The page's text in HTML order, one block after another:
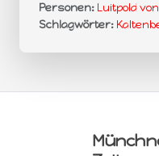
Personen: Luitpold
Schlagwörter: